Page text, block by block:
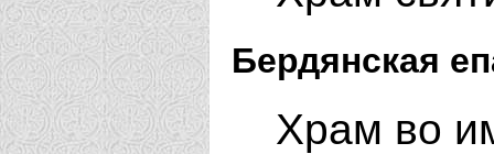
Бердянская
Храм во